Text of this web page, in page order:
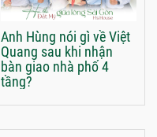
Anh Hùng nói gì về Việt
Quang sau khi nhận
bàn giao nhà phố 4
tầng?